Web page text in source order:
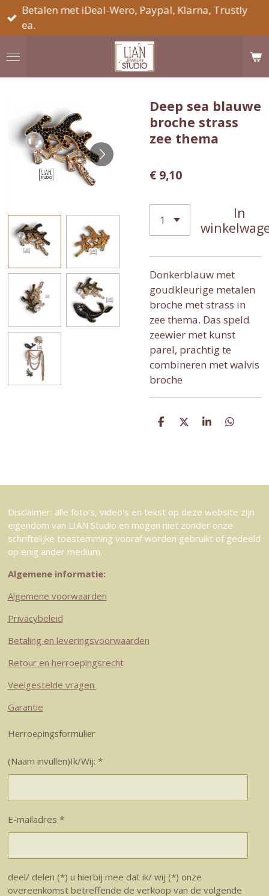
Ga
direct
de
Betalen met iDeal-Wero, Paypal, Klarna, Trustly
ea.
Deep sea blauwe
broche strass
zee thema
€ 9,10
In
Donkerblauw met
goudkleurige metalen
broche met strass in
zee thema. Das speld
zeewier met kunst
parel, prachtig te
combineren met walvis
broche
D
D
S
D
Disclaimer: alle foto's, video's en tekst op deze website zijn
eigendom van LIAN Studio en mogen niet zonder onze
schriftelijke toestemming vooraf worden gebruikt of gedeeld
op enig ander medium.
Algemene informatie:
Algemene voorwaarden
Privacybeleid
Betaling en leveringsvoorwaarden
Retour en herroepingsrecht
Veelgestelde vragen
Garantie
Herroepingsformulier
(Naam invullen)Ik/Wij: *
E-mailadres *
deel/ delen (*) u hierbij mee dat ik/ wij (*) onze
overeenkomst betreffende de verkoop van de volgende